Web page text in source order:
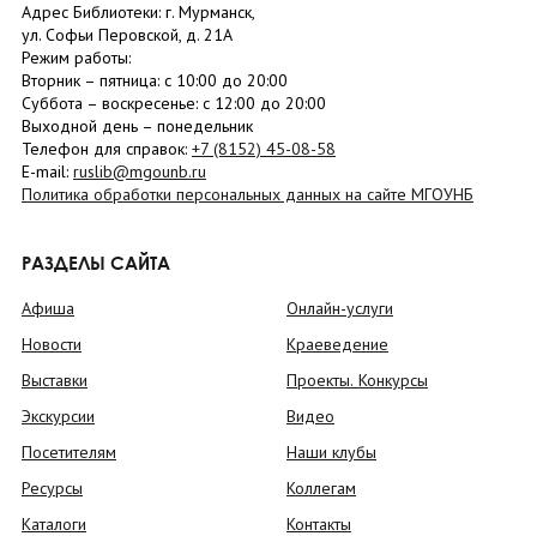
Адрес Библиотеки: г. Мурманск,
ул. Софьи Перовской, д. 21А
Режим работы:
Вторник – пятница: с 10:00 до 20:00
Суббота – воскресенье: c 12:00 до 20:00
Выходной день – понедельник
Телефон для справок: +7 (8152) 45-08-58
E-mail: ruslib@mgounb.ru
Политика обработки персональных данных на сайте МГОУНБ
РАЗДЕЛЫ САЙТА
Афиша
Новости
Выставки
Экскурсии
Посетителям
Ресурсы
Каталоги
Онлайн-услуги
Краеведение
Проекты. Конкурсы
Видео
Наши клубы
Коллегам
Контакты